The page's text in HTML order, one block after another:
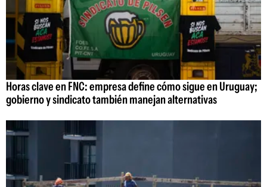
Horas clave en FNC: empresa define cómo sigue en Uruguay;
gobierno y sindicato también manejan alternativas